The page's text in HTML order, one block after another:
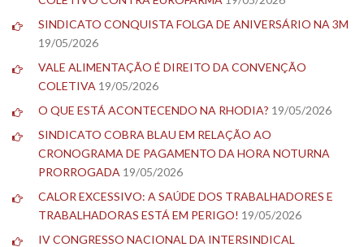
SINDICATO CONQUISTA FOLGA DE ANIVERSÁRIO NA 3M
19/05/2026
VALE ALIMENTAÇÃO É DIREITO DA CONVENÇÃO
COLETIVA 19/05/2026
O QUE ESTÁ ACONTECENDO NA RHODIA? 19/05/2026
SINDICATO COBRA BLAU EM RELAÇÃO AO
CRONOGRAMA DE PAGAMENTO DA HORA NOTURNA
PRORROGADA 19/05/2026
CALOR EXCESSIVO: A SAÚDE DOS TRABALHADORES E
TRABALHADORAS ESTÁ EM PERIGO! 19/05/2026
IV CONGRESSO NACIONAL DA INTERSINDICAL